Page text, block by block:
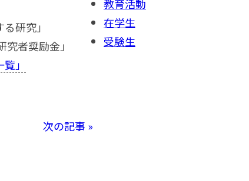
研究」
者奨励金」
」
次の記事 »
教育活動
在学生
受験生